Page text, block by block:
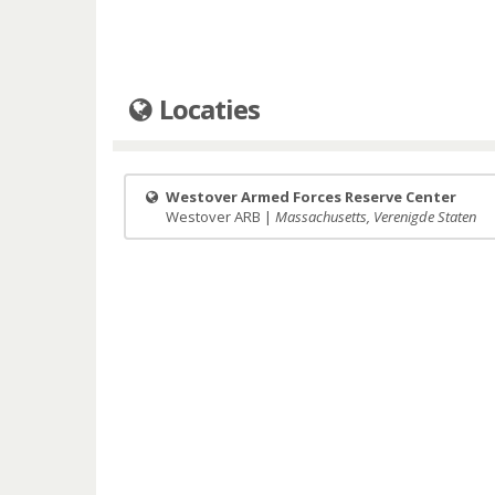
Locaties
Westover Armed Forces Reserve Center
Westover ARB | Massachusetts, Verenigde Staten